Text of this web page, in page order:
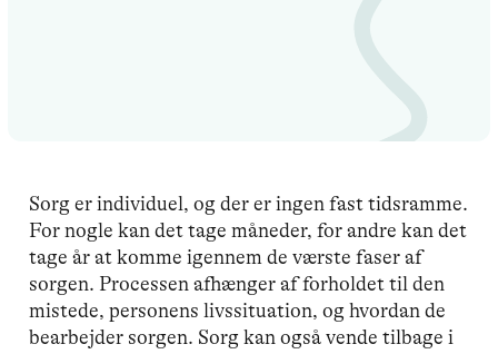
Sorg er individuel, og der er ingen fast tidsramme.
For nogle kan det tage måneder, for andre kan det
tage år at komme igennem de værste faser af
sorgen. Processen afhænger af forholdet til den
mistede, personens livssituation, og hvordan de
bearbejder sorgen. Sorg kan også vende tilbage i